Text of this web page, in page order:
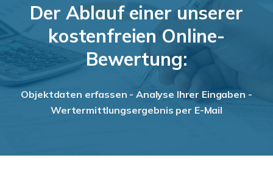
Der Ablauf einer unserer
kostenfreien Online-
Bewertung:
Objektdaten erfassen - Analyse Ihrer Eingaben -
Wertermittlungsergebnis per E-Mail